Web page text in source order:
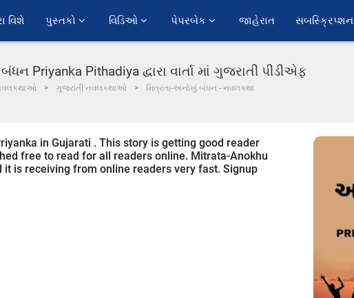
વિશે પુસ્તકો વિડિઓ પેપરબેક જાહેરાત સબસ્ક્રિપ્શન
Priyanka Pithadiya દ્વારા વાર્તા માં ગુજરાતી પીડીએફ
ગુજરાતી નવલકથાઓ મિત્રતા-અનોખું બંધન - નવલકથા
in Gujarati . This story is getting good reader
free to read for all readers online. Mitrata-Anokhu
is receiving from online readers very fast. Signup